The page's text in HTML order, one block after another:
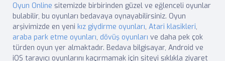
Oyun Online sitemizde birbirinden güzel ve eğlenceli oyunlar
bulabilir, bu oyunları bedavaya oynayabilirsiniz. Oyun
arşivimizde en yeni kız giydirme oyunları, Atari klasikleri,
araba park etme oyunları, dövüş oyunları ve daha pek çok
türden oyun yer almaktadır. Bedava bilgisayar, Android ve
iOS tarayıcı oyunlarını kaçırmamak için siteyi sıklıkla ziyaret